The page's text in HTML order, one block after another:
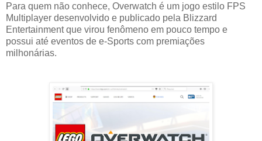
Para quem não conhece, Overwatch é um jogo estilo FPS
Multiplayer desenvolvido e publicado pela Blizzard
Entertainment que virou fenômeno em pouco tempo e
possui até eventos de e-Sports com premiações
milhonárias.